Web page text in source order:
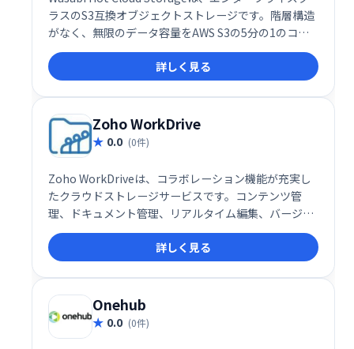
ラスのS3互換オブジェクトストレージです。階層構造
がなく、無限のデータ容量をAWS S3の5分の1のコス
トで提供します。高速なアクセスと高い信頼性を備
え、データのバックアップ、ディザスタリカバリ、ア
ーカイブなどに最適です。ビジネスの成長を支援す
る、コストパフォーマンスに優れたクラウドストレー
ジをお探しなら、Wasabiをご検討ください。
詳しく見る
Zoho WorkDrive
0.0 (0件)
Zoho WorkDriveは、コラボレーション機能が充実し
たクラウドストレージサービスです。コンテンツ管
理、ドキュメント管理、リアルタイム編集、バージョ
ン管理などを提供し、チームでの作業効率を向上させ
ます。SaaS、iOS、Androidに対応し、ドキュメント
やウェビナーによるトレーニングも用意。月額$2.50〜
利用可能で、無料プランと無料トライアルも提供して
います。Onehub、Box、Tresoritなどとの競合製品
として、高い利便性を誇ります。
詳しく見る
Onehub
0.0 (0件)